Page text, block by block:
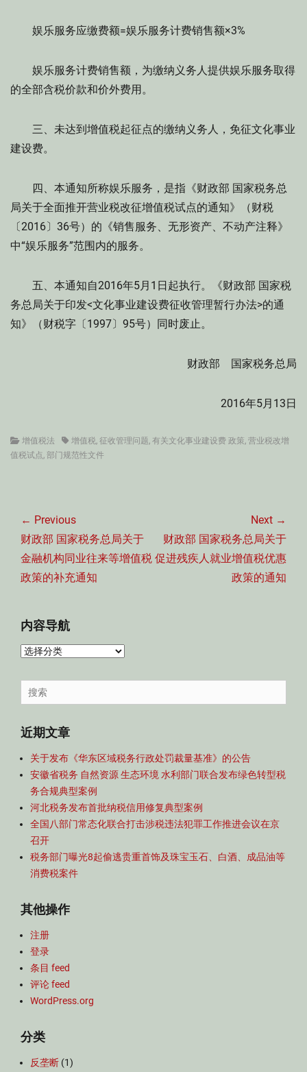
娱乐服务应缴费额=娱乐服务计费销售额×3%
娱乐服务计费销售额，为缴纳义务人提供娱乐服务取得
的全部含税价款和价外费用。
三、未达到增值税起征点的缴纳义务人，免征文化事业
建设费。
四、本通知所称娱乐服务，是指《财政部 国家税务总
局关于全面推开营业税改征增值税试点的通知》（财税
〔2016〕36号）的《销售服务、无形资产、不动产注释》
中“娱乐服务”范围内的服务。
五、本通知自2016年5月1日起执行。《财政部 国家税
务总局关于印发<文化事业建设费征收管理暂行办法>的通
知》（财税字〔1997〕95号）同时废止。
财政部 国家税务总局
2016年5月13日
Categories
增值税法 Tags增值税, 征收管理问题, 有关文化事业建设费 政策, 营业税改增
值税试点 , 部门规范性文件
章
导
航
← Previous
Previous
post:
财政部 国家税务总局关于
金融机构同业往来等增值税
政策的补充通知
Next →
Next
post:
财政部 国家税务总局关于
促进残疾人就业增值税优惠
政策的通知
内容导航
内
导
航
Search
for:
近期文章
关于发布《华东区域税务行政处罚裁量基准》的公告
安徽省税务 自然资源 生态环境 水利部门联合发布绿色转型税
务合规典型案例
河北税务发布首批纳税信用修复典型案例
全国八部门常态化联合打击涉税违法犯罪工作推进会议在京
召开
税务部门曝光8起偷逃贵重首饰及珠宝玉石、白酒、成品油等
消费税案件
其他操作
注册
登录
条目 feed
评论 feed
WordPress.org
分类
反垄断 (1)